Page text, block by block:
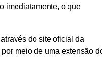
imediatamente, o que
do site oficial da
meio de uma extensão